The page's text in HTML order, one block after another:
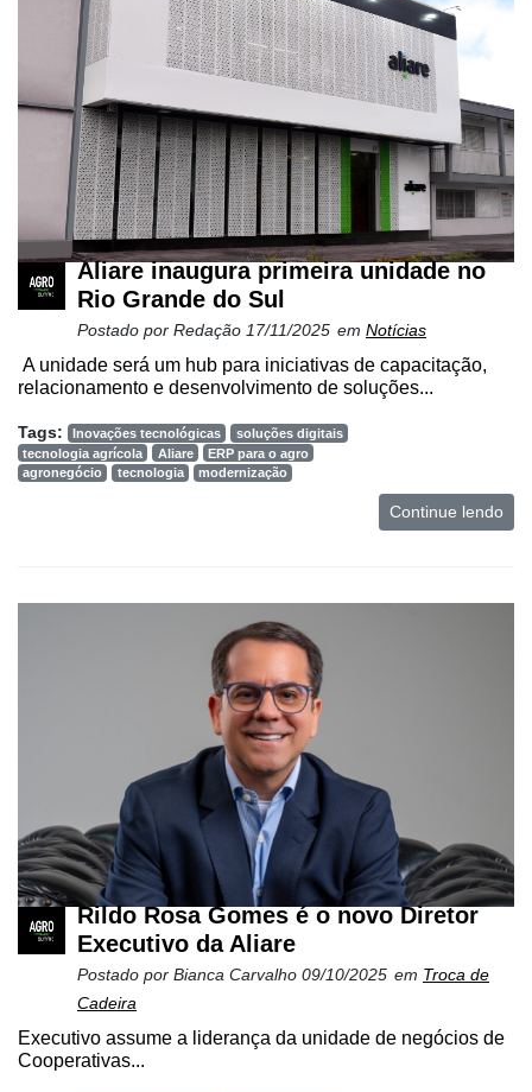
Netrin
Néctar
Tecprime
Agro
Consulting
Manager
ONE
Aliare inaugura primeira unidade no
Rio Grande do Sul
Postado por Redação 17/11/2025 em Notícias
A unidade será um hub para iniciativas de capacitação,
relacionamento e desenvolvimento de soluções...
Tags: Inovações tecnológicas
soluções digitais
tecnologia agrícola
Aliare
ERP para o agro
agronegócio
tecnologia modernização
Continue lendo
Rildo Rosa Gomes é o novo Diretor
Executivo da Aliare
Postado por Bianca Carvalho 09/10/2025 em Troca de
Cadeira
Executivo assume a liderança da unidade de negócios de
Cooperativas...